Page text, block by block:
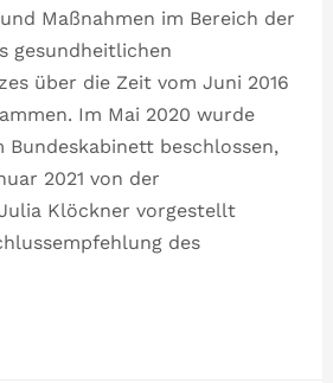
Maßnahmen im Bereich der
gesundheitlichen
über die Zeit vom Juni 2016
Im Mai 2020 wurde
Bundeskabinett beschlossen,
2021 von der
Klöckner vorgestellt
des